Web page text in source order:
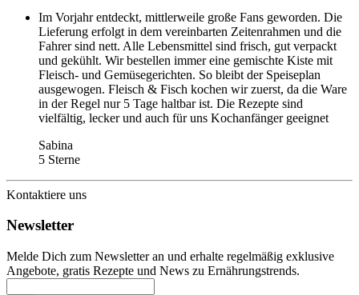
Im Vorjahr entdeckt, mittlerweile große Fans geworden. Die
Lieferung erfolgt in dem vereinbarten Zeitenrahmen und die
Fahrer sind nett. Alle Lebensmittel sind frisch, gut verpackt
und gekühlt. Wir bestellen immer eine gemischte Kiste mit
Fleisch- und Gemüsegerichten. So bleibt der Speiseplan
ausgewogen. Fleisch & Fisch kochen wir zuerst, da die Ware
in der Regel nur 5 Tage haltbar ist. Die Rezepte sind
vielfältig, lecker und auch für uns Kochanfänger geeignet
Sabina
5 Sterne
Kontaktiere uns
Newsletter
Melde Dich zum Newsletter an und erhalte regelmäßig exklusive
Angebote, gratis Rezepte und News zu Ernährungstrends.